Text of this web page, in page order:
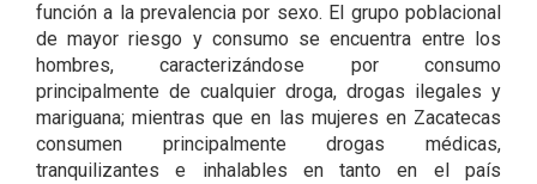
función a la prevalencia por sexo. El grupo poblacional
de mayor riesgo y consumo se encuentra entre los
hombres, caracterizándose por consumo
principalmente de cualquier droga, drogas ilegales y
mariguana; mientras que en las mujeres en Zacatecas
consumen principalmente drogas médicas,
tranquilizantes e inhalables en tanto en el país